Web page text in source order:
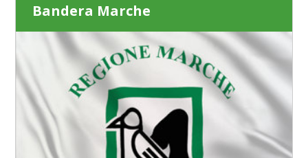
Bandera Marche